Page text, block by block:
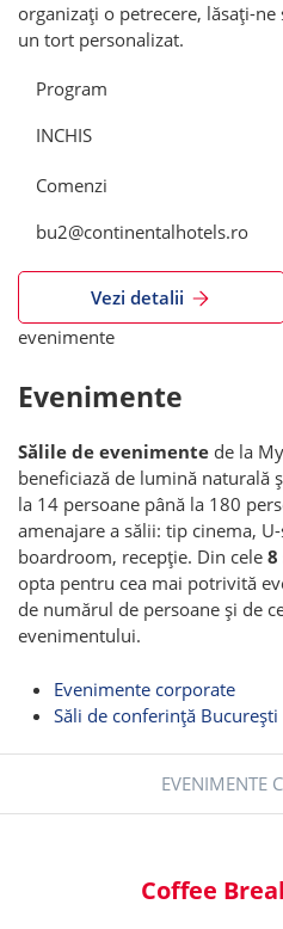
organizați o petrecere, lăsați-
un tort personalizat.
Program
INCHIS
Comenzi
bu2@continentalhotels.ro
Vezi detalii
evenimente
Evenimente
Sălile de evenimente de la
beneficiază de lumină naturală
la 14 persoane până la 180
amenajare a sălii: tip cinema,
boardroom, recepție. Din cele 8
opta pentru cea mai potrivită
de numărul de persoane și de
evenimentului.
Evenimente corporate
Săli de conferință București
EVENIMENTE
Coffee